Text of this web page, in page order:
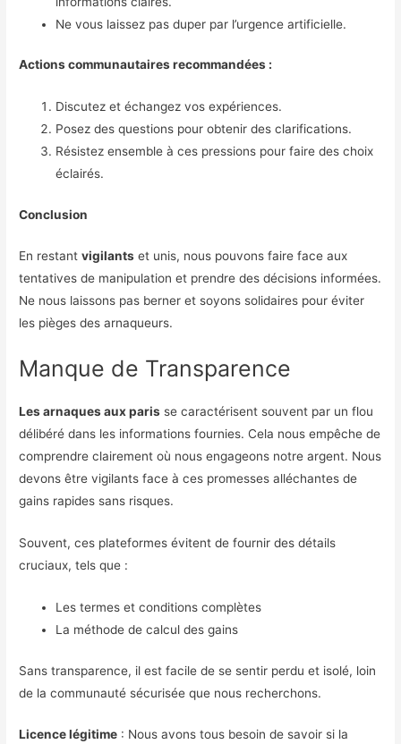
Ne vous laissez pas duper par l’urgence artificielle.
Actions communautaires recommandées :
Discutez et échangez vos expériences.
Posez des questions pour obtenir des clarifications.
Résistez ensemble à ces pressions pour faire des choix
éclairés.
Conclusion
En restantvigilants et unis, nous pouvons faire face aux
tentatives de manipulation et prendre des décisions informées.
Ne nous laissons pas berner et soyons solidaires pour éviter
les pièges des arnaqueurs.
Manque de Transparence
Les arnaques aux paris se caractérisent souvent par un flou
délibéré dans les informations fournies. Cela nous empêche de
comprendre clairement où nous engageons notre argent. Nous
devons être vigilants face à ces promesses alléchantes de
gains rapides sans risques.
Souvent, ces plateformes évitent de fournir des détails
cruciaux, tels que :
Les termes et conditions complètes
La méthode de calcul des gains
Sans transparence, il est facile de se sentir perdu et isolé, loin
de la communauté sécurisée que nous recherchons.
Licence légitime : Nous avons tous besoin de savoir si la